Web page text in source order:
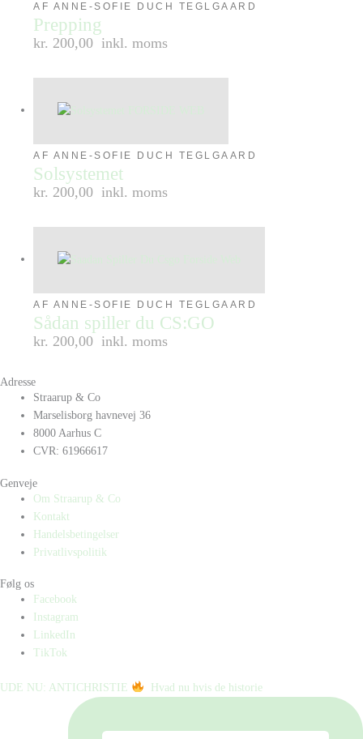
AF ANNE-SOFIE DUCH TEGLGAARD
Prepping
kr. 200,00 inkl. moms
AF ANNE-SOFIE DUCH TEGLGAARD
Solsystemet
kr. 200,00 inkl. moms
AF ANNE-SOFIE DUCH TEGLGAARD
Sådan spiller du CS:GO
kr. 200,00 inkl. moms
Adresse
Straarup & Co
Marselisborg havnevej 36
8000 Aarhus C
CVR: 61966617
Genveje
Om Straarup & Co
Kontakt
Handelsbetingelser
Privatlivspolitik
Følg os
Facebook
Instagram
LinkedIn
TikTok
UDE NU: ANTICHRISTIE ⁠ ⁠ Hvad nu hvis de historie